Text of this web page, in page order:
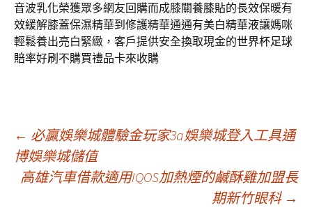
音波乳化榮獲眾多網友回購而成膝關養膝貼的長效保暖有
效緩解膝蓋保濕精華到修護精華通通有美白精華液讓媽咪
輕鬆養出亮白緊緻，客戶提供安全換取現金的世界杯足球
賠率好刷不購買禮品卡來收購
文
章
← 必贏娛樂城體驗金玩家3a娛樂城登入工具通
博娛樂城儲值
高雄汽車借款適用IQOS加熱煙的鹹酥雞加盟長
期新竹眼科 →